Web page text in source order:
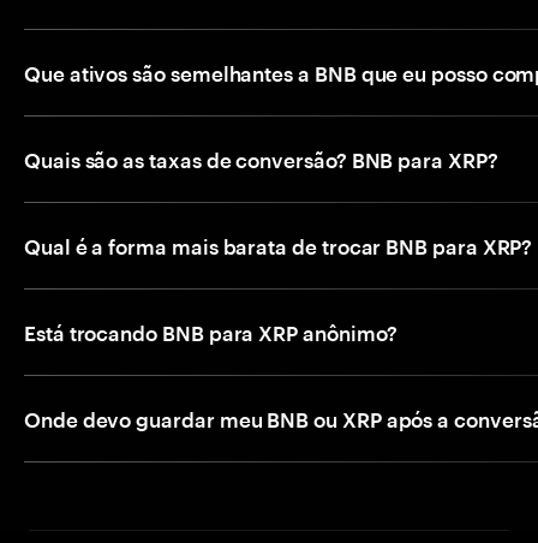
Que ativos são semelhantes a BNB que eu posso
Quais são as taxas de conversão? BNB para XRP?
Qual é a forma mais barata de trocar BNB para XRP?
Está trocando BNB para XRP anônimo?
Onde devo guardar meu BNB ou XRP após a